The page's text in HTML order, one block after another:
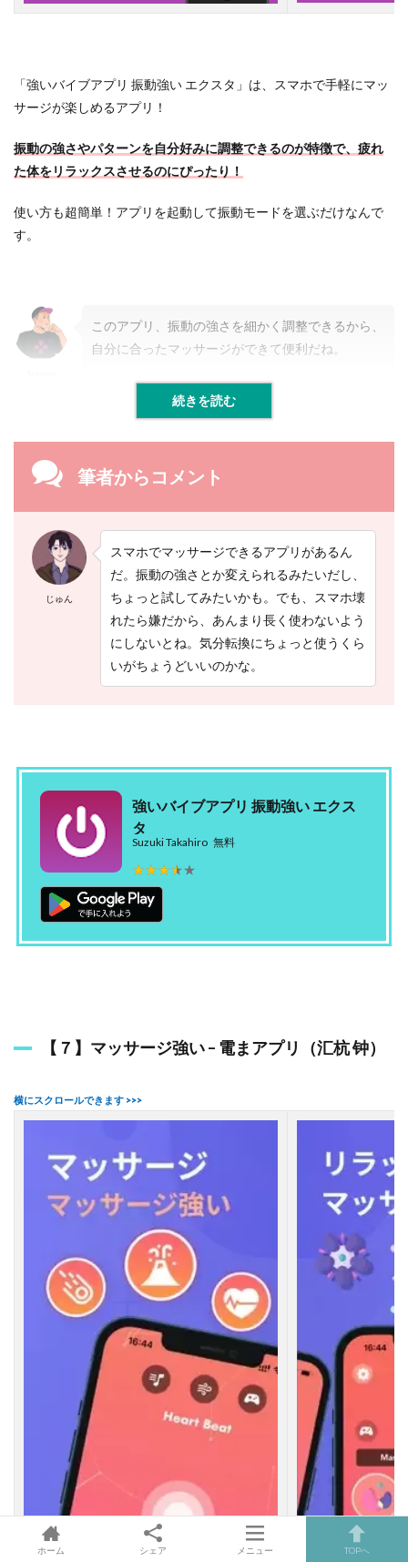
「強いバイブアプリ 振動強い エクスタ」は、スマホで手軽にマッ
サージが楽しめるアプリ！
振動の強さやパターンを自分好みに調整できるのが特徴で、疲れ
た体をリラックスさせるのにぴったり！
使い方も超簡単！アプリを起動して振動モードを選ぶだけなんで
す。
このアプリ、振動の強さを細かく調整できるから、
自分に合ったマッサージができて便利だね。
続きを読む
筆者からコメント
じゅん
スマホでマッサージできるアプリがあるん
だ。振動の強さとか変えられるみたいだし、
ちょっと試してみたいかも。でも、スマホ壊
れたら嫌だから、あんまり長く使わないよう
にしないとね。気分転換にちょっと使うくら
いがちょうどいいのかな。
強いバイブアプリ 振動強い エクス
タ
Suzuki Takahiro 無料
★★★★★
★★★★★
【７】マッサージ強い – 電まアプリ（汇杭 钟）
ホーム シェア メニュー TOPへ